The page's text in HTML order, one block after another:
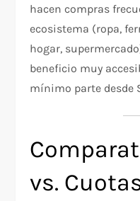
hacen compras
ecosistema (ropa,
hogar,
beneficio muy
mínimo parte desde
vs.